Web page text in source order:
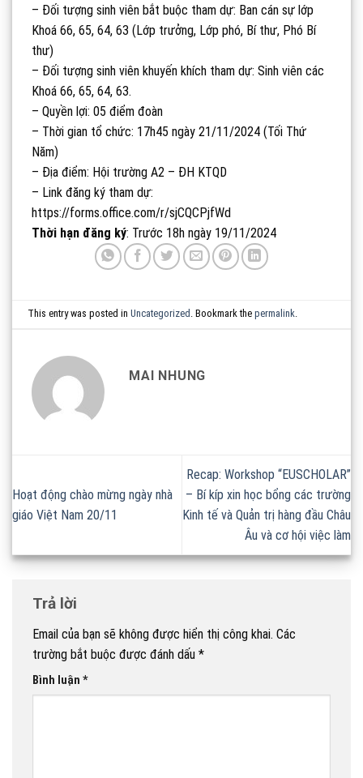
– Đối tượng sinh viên bắt buộc tham dự: Ban cán sự lớp
Khoá 66, 65, 64, 63 (Lớp trưởng, Lớp phó, Bí thư, Phó Bí
thư)
– Đối tượng sinh viên khuyến khích tham dự: Sinh viên các
Khoá 66, 65, 64, 63.
– Quyền lợi: 05 điểm đoàn
– Thời gian tổ chức: 17h45 ngày 21/11/2024 (Tối Thứ
Năm)
– Địa điểm: Hội trường A2 – ĐH KTQD
– Link đăng ký tham dự:
https://forms.office.com/r/sjCQCPjfWd
Thời hạn đăng ký: Trước 18h ngày 19/11/2024
This entry was posted inUncategorized . Bookmark thepermalink.
MAI NHUNG
Hoạt động chào mừng ngày nhà
giáo Việt Nam 20/11
Recap: Workshop “EUSCHOLAR”
– Bí kíp xin học bổng các trường
Kinh tế và Quản trị hàng đầu Châu
Âu và cơ hội việc làm
Trả lời
Email của bạn sẽ không được hiển thị công khai. Các
trường bắt buộc được đánh dấu *
Bình luận *